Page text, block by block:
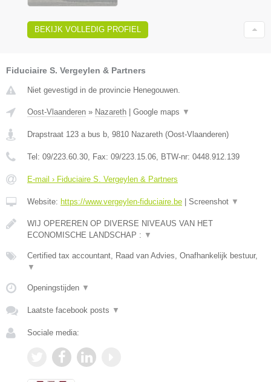
BEKIJK VOLLEDIG PROFIEL
Fiduciaire S. Vergeylen & Partners
Niet gevestigd in de provincie Henegouwen.
Oost-Vlaanderen » Nazareth | Google maps ▼
Drapstraat 123 a bus b 9810 Nazareth (Oost-Vlaanderen)
Tel: 09/223.60.30 , Fax: 09/223.15.06 , BTW-nr: 0448.912.139
E-mail › Fiduciaire S. Vergeylen & Partners
Website: https://www.vergeylen-fiduciaire.be | Screenshot ▼
WIJ OPEREREN OP DIVERSE NIVEAUS VAN HET
ECONOMISCHE LANDSCHAP : ▼
Certified tax accountant, Raad van Advies, Onafhankelijk bestuur,
▼
Openingstijden ▼
Laatste facebook posts ▼
Sociale media: